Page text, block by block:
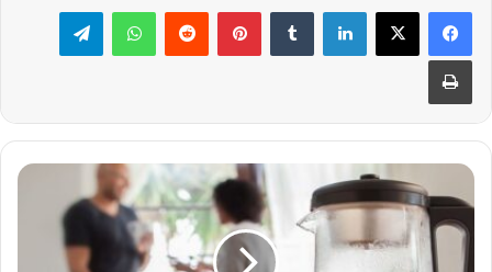
لینکدین ‫تامبلر ‫پین‌ترست‫رددیت واتس آپ تلگرام
چاپ